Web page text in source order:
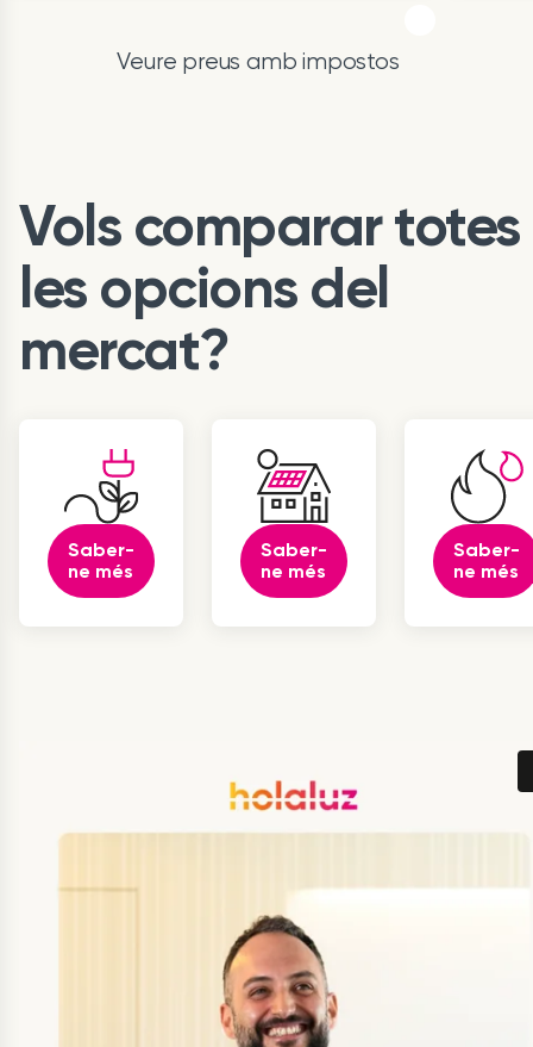
Veure preus amb impostos
Vols comparar totes
les opcions del
mercat?
Saber-
ne més
Saber-
ne més
Saber-
ne més